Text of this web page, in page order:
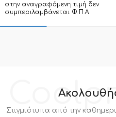
στην αναγραφόμενη τιμή δεν
συμπεριλαμβάνεται Φ.Π.Α
Στιγμιότυπα από την